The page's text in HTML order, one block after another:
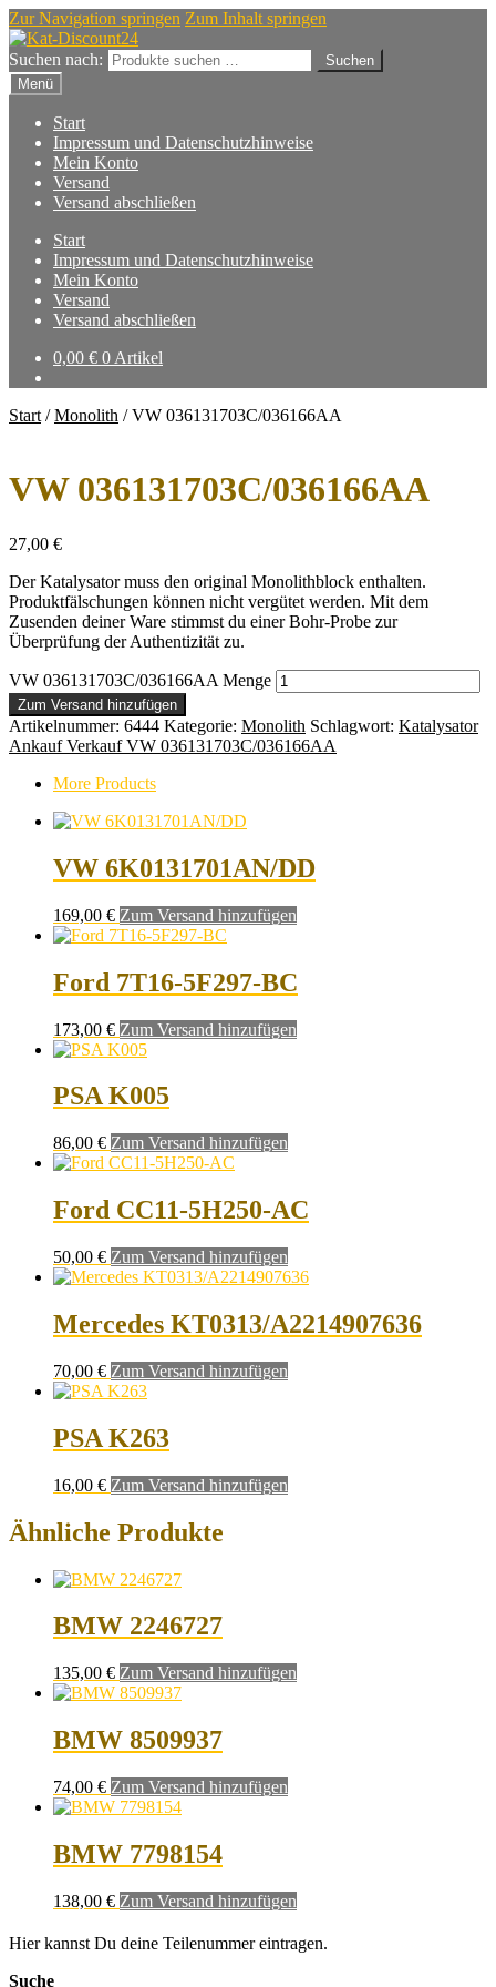
Zur Navigation springen Zum Inhalt springen
Suchen nach:
Suchen
Menü
Start
Impressum und Datenschutzhinweise
Mein Konto
Versand
Versand abschließen
Start
Impressum und Datenschutzhinweise
Mein Konto
Versand
Versand abschließen
0,00 € 0 Artikel
Start /Monolith /VW 036131703C/036166AA
VW 036131703C/036166AA
27,00 €
Der Katalysator muss den original Monolithblock enthalten.
Produktfälschungen können nicht vergütet werden. Mit dem
Zusenden deiner Ware stimmst du einer Bohr-Probe zur
Überprüfung der Authentizität zu.
VW 036131703C/036166AA Menge
Zum Versand hinzufügen
Artikelnummer: 6444 Kategorie: Monolith Schlagwort: Katalysator
Ankauf Verkauf VW 036131703C/036166AA
More Products
VW 6K0131701AN/DD
169,00 € Zum Versand hinzufügen
Ford 7T16-5F297-BC
173,00 € Zum Versand hinzufügen
PSA K005
86,00 € Zum Versand hinzufügen
Ford CC11-5H250-AC
50,00 € Zum Versand hinzufügen
Mercedes KT0313/A2214907636
70,00 € Zum Versand hinzufügen
PSA K263
16,00 € Zum Versand hinzufügen
Ähnliche Produkte
BMW 2246727
135,00 € Zum Versand hinzufügen
BMW 8509937
74,00 € Zum Versand hinzufügen
BMW 7798154
138,00 € Zum Versand hinzufügen
Hier kannst Du deine Teilenummer eintragen.
Suche